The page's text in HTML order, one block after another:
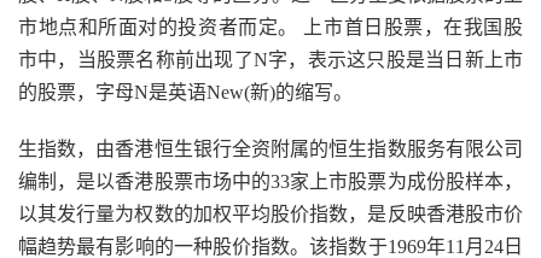
市地点和所面对的投资者而定。 上市首日股票，在我国股
市中，当股票名称前出现了N字，表示这只股是当日新上市
的股票，字母N是英语New(新)的缩写。
生指数，由香港恒生银行全资附属的恒生指数服务有限公司
编制，是以香港股票市场中的33家上市股票为成份股样本，
以其发行量为权数的加权平均股价指数，是反映香港股市价
幅趋势最有影响的一种股价指数。该指数于1969年11月24日